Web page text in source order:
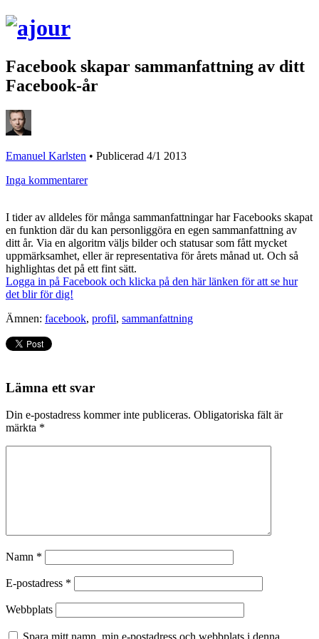
Facebook skapar sammanfattning av ditt
Facebook-år
Emanuel Karlsten • Publicerad 4/1 2013
Inga kommentarer
I tider av alldeles för många sammanfattningar har Facebooks skapat
en funktion där du kan personliggöra en egen sammanfattning av
ditt år. Via en algoritm väljs bilder och statusar som fått mycket
uppmärksamhet, eller är representativa för årets månad ut. Och så
highlightas det på ett fint sätt.
Logga in på Facebook och klicka på den här länken för att se hur
det blir för dig!
Ämnen: facebook, profil, sammanfattning
Lämna ett svar
Din e-postadress kommer inte publiceras. Obligatoriska fält är
märkta *
Namn *
E-postadress *
Webbplats